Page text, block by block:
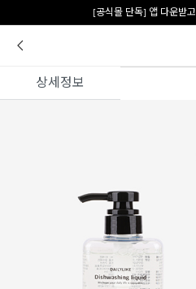
[공식몰 단독] 앱 다운받고
상세정보